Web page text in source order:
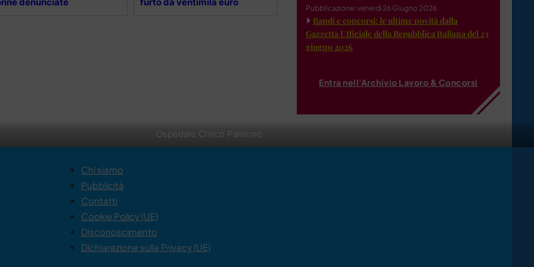
Ospedale Civico Palermo
Pubblicazione: venerdì 26 Giugno 2026
Bandi e concorsi: le ultime novità dalla
Gazzetta Ufficiale della Repubblica Italiana del 23
giugno 2026
Entra nell'Archivio Lavoro & Concorsi
Chi siamo
Pubblicità
Contatti
Cookie Policy (UE)
Disconoscimento
Dichiarazione sulla Privacy (UE)